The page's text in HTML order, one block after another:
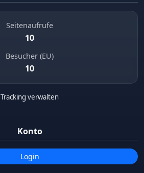
Seitenaufrufe
10
Besucher (EU)
10
Tracking verwalten
Konto
Login